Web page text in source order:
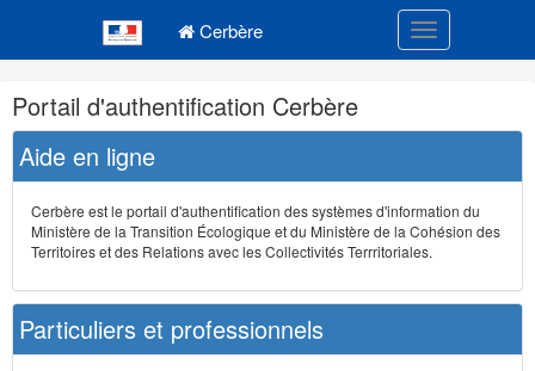
Cerbère Toggle
Navigation
et
outils
annexes
Portail d'authentification Cerbère
Aide en ligne
Cerbère est le portail d'authentification des systèmes d'information du
Ministère de la Transition Écologique et du Ministère de la Cohésion des
Territoires et des Relations avec les Collectivités Terrritoriales.
Particuliers et professionnels